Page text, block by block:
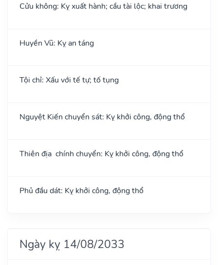
Cửu không: Kỵ xuất hành; cầu tài lộc; khai trương
Huyền Vũ: Kỵ an táng
Tội chỉ: Xấu với tế tự; tố tụng
Nguyệt Kiến chuyển sát: Kỵ khởi công, động thổ
Thiên địa chính chuyển: Kỵ khởi công, động thổ
Phủ đầu dát: Kỵ khởi công, động thổ
Ngày kỵ 14/08/2033